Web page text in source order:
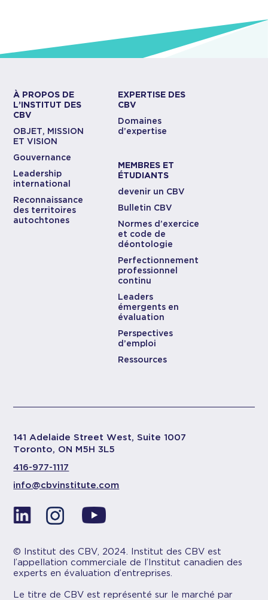
À PROPOS DE
L’INSTITUT DES
CBV
OBJET, MISSION
ET VISION
Gouvernance
Leadership
international
Reconnaissance
des territoires
autochtones
EXPERTISE DES
CBV
Domaines
d’expertise
MEMBRES ET
ÉTUDIANTS
devenir un CBV
Bulletin CBV
Normes d’exercice
et code de
déontologie
Perfectionnement
professionnel
continu
Leaders
émergents en
évaluation
Perspectives
d’emploi
Ressources
141 Adelaide Street West, Suite 1007
Toronto, ON M5H 3L5
416-977-1117
info@cbvinstitute.com
© Institut des CBV, 2024. Institut des CBV est
l’appellation commerciale de l’Institut canadien des
experts en évaluation d’entreprises.
Le titre de CBV est représenté sur le marché par